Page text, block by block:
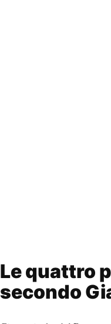
Le quattro
secondo